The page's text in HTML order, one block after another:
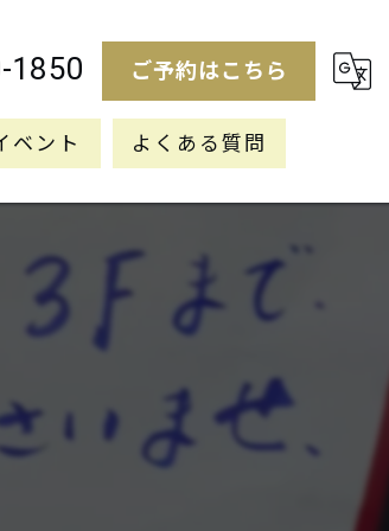
1850 ご予約はこちら
ベント よくある質問